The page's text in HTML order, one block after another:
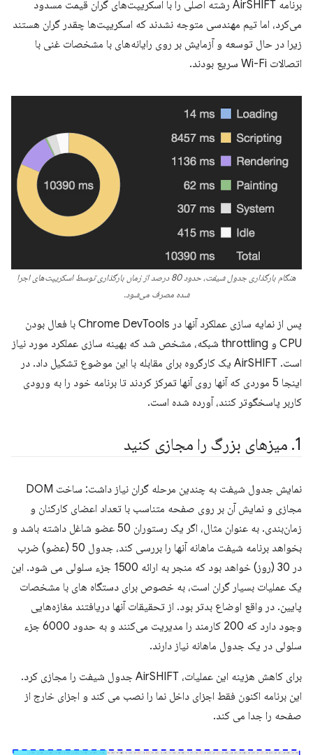
برنامه AirSHIFT رشته اصلی را با اسکریپت‌های گران قیمت مسدود
می‌کرد، اما تیم مهندسی متوجه نشدند که اسکریپت‌ها چقدر گران هستند
زیرا در حال توسعه و آزمایش بر روی رایانه‌های با مشخصات غنی با
اتصالات Wi-Fi سریع بودند.
هنگام بارگذاری جدول شیفت، حدود 80 درصد از زمان بارگذاری توسط اسکریپت‌های اجرا
شده مصرف می‌شود.
پس از نمایه سازی عملکرد آنها در Chrome DevTools با فعال بودن
CPU و throttling شبکه، مشخص شد که بهینه سازی عملکرد مورد نیاز
است. AirSHIFT یک کارگروه برای مقابله با این موضوع تشکیل داد. در
اینجا 5 موردی که آنها روی آنها تمرکز کردند تا برنامه خود را به ورودی
کاربر پاسخگوتر کنند، آورده شده است.
1
. میزهای بزرگ را مجازی کنید
نمایش جدول شیفت به چندین مرحله گران نیاز داشت: ساخت DOM
مجازی و نمایش آن بر روی صفحه متناسب با تعداد اعضای کارکنان و
زمان‌بندی. به عنوان مثال، اگر یک رستوران 50 عضو شاغل داشته باشد و
بخواهد برنامه شیفت ماهانه آنها را بررسی کند، جدول 50 (عضو) ضرب
در 30 (روز) خواهد بود که منجر به ارائه 1500 جزء سلولی می شود. این
یک عملیات بسیار گران است، به خصوص برای دستگاه های با مشخصات
پایین. در واقع اوضاع بدتر بود. از تحقیقات آنها دریافتند مغازه‌هایی
وجود دارد که 200 کارمند را مدیریت می‌کنند و به حدود 6000 جزء
سلولی در یک جدول ماهانه نیاز دارند.
برای کاهش هزینه این عملیات، AirSHIFT جدول شیفت را مجازی کرد.
این برنامه اکنون فقط اجزای داخل نما را نصب می کند و اجزای خارج از
صفحه را جدا می کند.